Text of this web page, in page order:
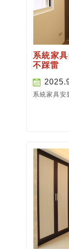
系統家
不踩雷
系統家具安